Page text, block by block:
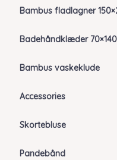
Bambus fladlagner
Badehåndklæder 70×140
Bambus vaskeklude
Accessories
Skortebluse
Pandebånd